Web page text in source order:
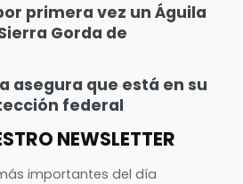
primera vez un Águila
Gorda de
asegura que está en su
federal
NEWSLETTER
importantes del día